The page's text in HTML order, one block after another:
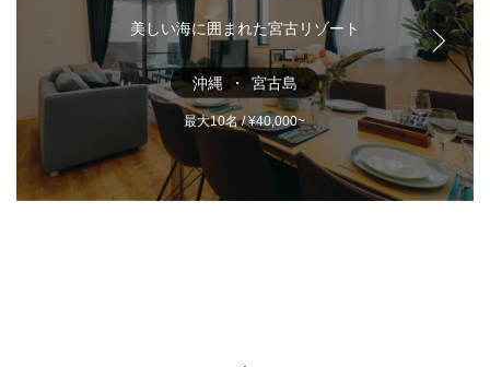
美しい海に囲まれた宮古リゾート
沖縄 宮古島
最大10名 / ¥40,000~